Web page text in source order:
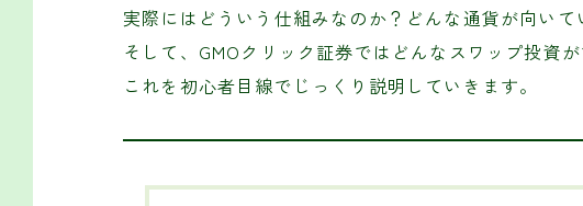
実際にはどういう仕組みなのか？どんな通貨が向いて
そして、GMOクリック証券ではどんなスワップ投資
これを初心者目線でじっくり説明していきます。